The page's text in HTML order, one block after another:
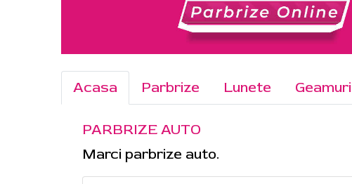
Acasa Parbrize Lunete Geamuri
PARBRIZE AUTO
Marci parbrize auto.